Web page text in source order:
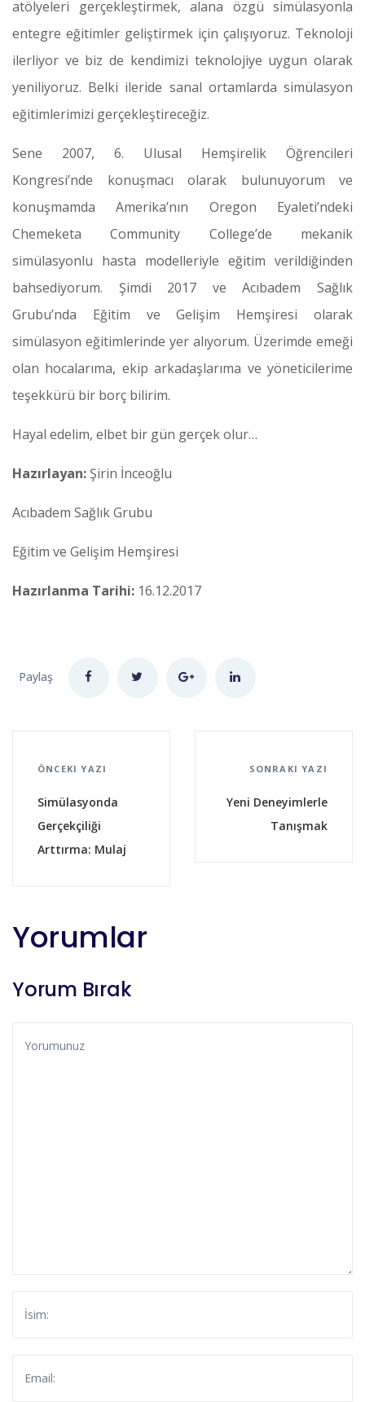
atölyeleri gerçekleştirmek, alana özgü simülasyonla
entegre eğitimler geliştirmek için çalışıyoruz. Teknoloji
ilerliyor ve biz de kendimizi teknolojiye uygun olarak
yeniliyoruz. Belki ileride sanal ortamlarda simülasyon
eğitimlerimizi gerçekleştireceğiz.
Sene 2007, 6. Ulusal Hemşirelik Öğrencileri
Kongresi’nde konuşmacı olarak bulunuyorum ve
konuşmamda Amerika’nın Oregon Eyaleti’ndeki
Chemeketa Community College’de mekanik
simülasyonlu hasta modelleriyle eğitim verildiğinden
bahsediyorum. Şimdi 2017 ve Acıbadem Sağlık
Grubu’nda Eğitim ve Gelişim Hemşiresi olarak
simülasyon eğitimlerinde yer alıyorum. Üzerimde emeği
olan hocalarıma, ekip arkadaşlarıma ve yöneticilerime
teşekkürü bir borç bilirim.
Hayal edelim, elbet bir gün gerçek olur…
Hazırlayan: Şirin İnceoğlu
Acıbadem Sağlık Grubu
Eğitim ve Gelişim Hemşiresi
Hazırlanma Tarihi: 16.12.2017
Paylaş
ÖNCEKI YAZI
Simülasyonda
Gerçekçiliği
Arttırma: Mulaj
SONRAKI YAZI
Yeni Deneyimlerle
Tanışmak
Yorumlar
Yorum Bırak